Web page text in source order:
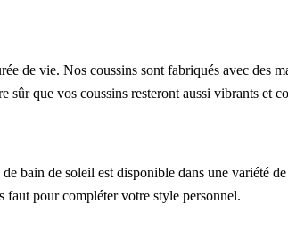
de vie. Nos coussins sont fabriqués avec des
que vos coussins resteront aussi vibrants et
bain de soleil est disponible dans une variété
faut pour compléter votre style personnel.